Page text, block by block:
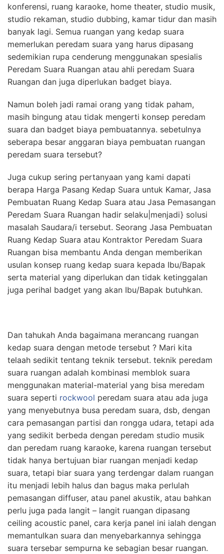
konferensi, ruang karaoke, home theater, studio musik,
studio rekaman, studio dubbing, kamar tidur dan masih
banyak lagi. Semua ruangan yang kedap suara
memerlukan peredam suara yang harus dipasang
sedemikian rupa cenderung menggunakan spesialis
Peredam Suara Ruangan atau ahli peredam Suara
Ruangan dan juga diperlukan badget biaya.
Namun boleh jadi ramai orang yang tidak paham,
masih bingung atau tidak mengerti konsep peredam
suara dan badget biaya pembuatannya. sebetulnya
seberapa besar anggaran biaya pembuatan ruangan
peredam suara tersebut?
Juga cukup sering pertanyaan yang kami dapati
berapa Harga Pasang Kedap Suara untuk Kamar, Jasa
Pembuatan Ruang Kedap Suara atau Jasa Pemasangan
Peredam Suara Ruangan hadir selaku|menjadi} solusi
masalah Saudara/i tersebut. Seorang Jasa Pembuatan
Ruang Kedap Suara atau Kontraktor Peredam Suara
Ruangan bisa membantu Anda dengan memberikan
usulan konsep ruang kedap suara kepada Ibu/Bapak
serta material yang diperlukan dan tidak ketinggalan
juga perihal badget yang akan Ibu/Bapak butuhkan.
Dan tahukah Anda bagaimana merancang ruangan
kedap suara dengan metode tersebut ? Mari kita
telaah sedikit tentang teknik tersebut. teknik peredam
suara ruangan adalah kombinasi memblok suara
menggunakan material-material yang bisa meredam
suara seperti rockwool peredam suara atau ada juga
yang menyebutnya busa peredam suara, dsb, dengan
cara pemasangan partisi dan rongga udara, tetapi ada
yang sedikit berbeda dengan peredam studio musik
dan peredam ruang karaoke, karena ruangan tersebut
tidak hanya bertujuan biar ruangan menjadi kedap
suara, tetapi biar suara yang terdengar dalam ruangan
itu menjadi lebih halus dan bagus maka perlulah
pemasangan diffuser, atau panel akustik, atau bahkan
perlu juga pada langit – langit ruangan dipasang
ceiling acoustic panel, cara kerja panel ini ialah dengan
memantulkan suara dan menyebarkannya sehingga
suara tersebar sempurna ke sebagian besar ruangan.